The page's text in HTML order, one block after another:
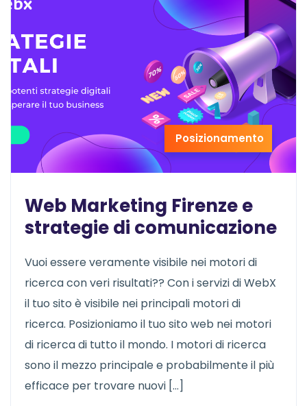
Posizionamento
Web Marketing Firenze e
strategie di comunicazione
Vuoi essere veramente visibile nei motori di
ricerca con veri risultati?? Con i servizi di WebX
il tuo sito è visibile nei principali motori di
ricerca. Posizioniamo il tuo sito web nei motori
di ricerca di tutto il mondo. I motori di ricerca
sono il mezzo principale e probabilmente il più
efficace per trovare nuovi […]